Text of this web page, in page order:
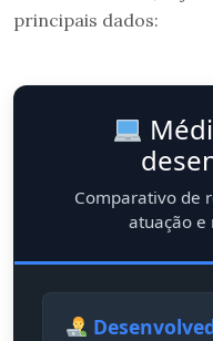
principais dados:
Comparativo de
atuação e